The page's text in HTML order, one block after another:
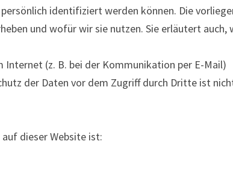
identifiziert werden können. Die
und wofür wir sie nutzen. Sie erläutert auch,
(z. B. bei der Kommunikation per E-Mail)
der Daten vor dem Zugriff durch Dritte ist
dieser Website ist: